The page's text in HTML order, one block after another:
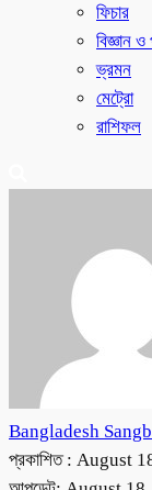
ফিচার
বিজ্ঞান
ভ্রমন
মেট্রো
রাশিফল
Bangladesh
প্রকাশিত : August